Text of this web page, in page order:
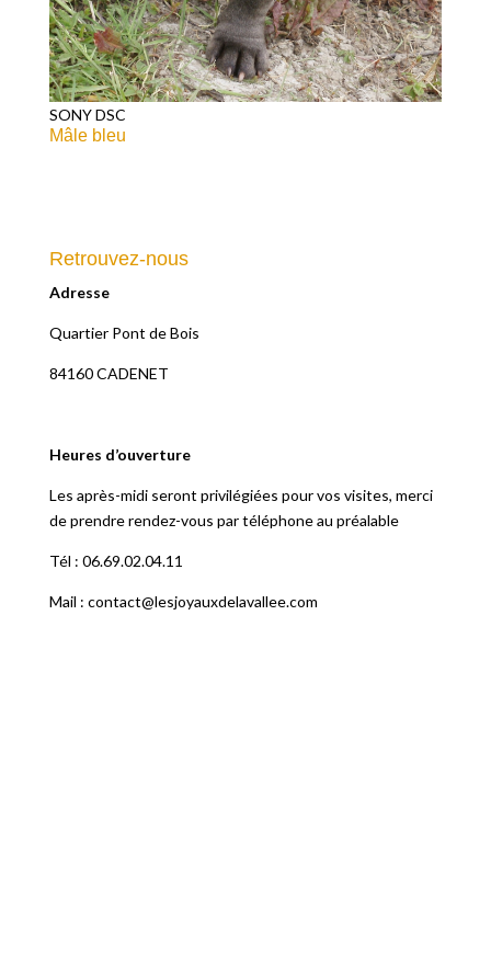
SONY DSC
Mâle bleu
Retrouvez-nous
Adresse
Quartier Pont de Bois
84160 CADENET
Heures d’ouverture
Les après-midi seront privilégiées pour vos visites, merci
de prendre rendez-vous par téléphone au préalable
Tél : 06.69.02.04.11
Mail : contact@lesjoyauxdelavallee.com